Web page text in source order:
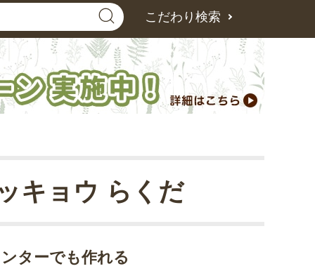
こだわり検索
ターでも作れる
キョウ らくだ